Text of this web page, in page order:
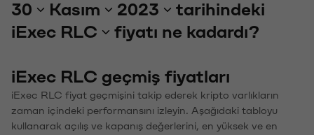
30 Kasım 2023
tarihindeki
iExec RLC
fiyatı ne kadardı?
iExec RLC geçmiş fiyatları
iExec RLC fiyat geçmişini takip ederek kripto varlıkların
zaman içindeki performansını izleyin. Aşağıdaki tabloyu
kullanarak açılış ve kapanış değerlerini, en yüksek ve en